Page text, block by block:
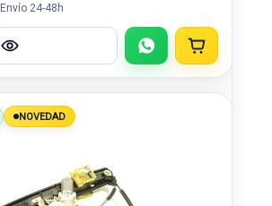
Envío 24-48h
NOVEDAD